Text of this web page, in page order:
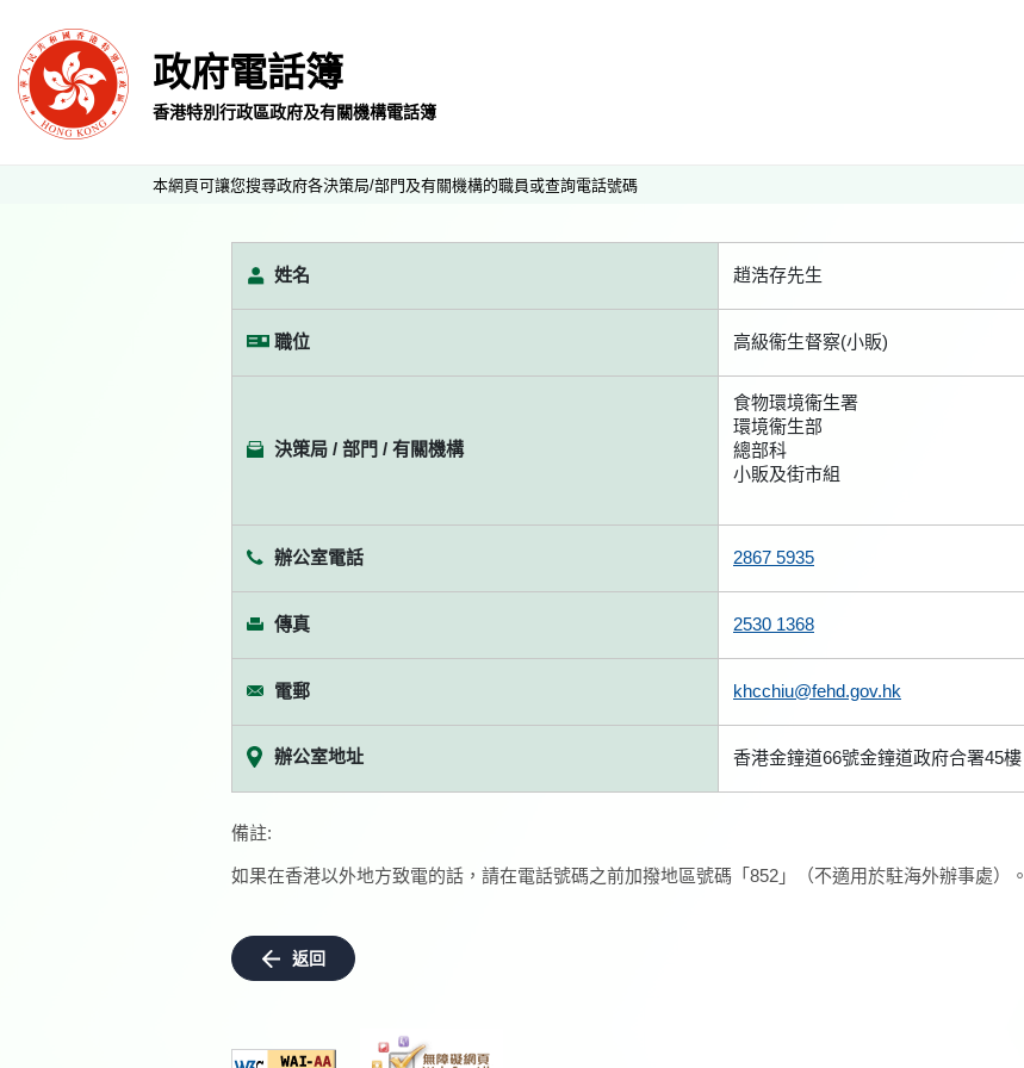
政府電話簿
香港特別行政區政府及有關機構電話簿
本網頁可讓您搜尋政府各決策局/部門及有關機構的職員或查詢電話號碼
姓名 趙浩存先生
職位 高級衞生督察(小販)
決策局 / 部門 / 有關機構
食物環境衞生署
環境衞生部
總部科
小販及街市組
辦公室電話 2867 5935
傳真 2530 1368
電郵 khcchiu@fehd.gov.hk
辦公室地址 香港金鐘道66號金鐘道政府合署45樓
備註:
如果在香港以外地方致電的話，請在電話號碼之前加撥地區號碼「852」（不適用於駐海外辦事處）。
返回